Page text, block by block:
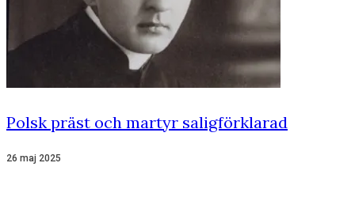
Polsk präst och martyr saligförklarad
26 maj 2025